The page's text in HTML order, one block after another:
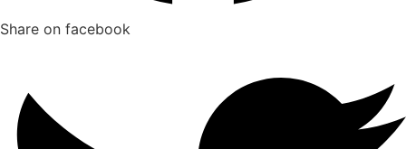
Share on facebook